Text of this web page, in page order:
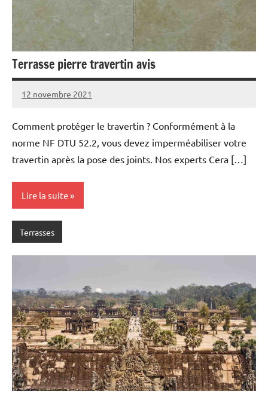
Terrasse pierre travertin avis
12 novembre 2021
Comment protéger le travertin ? Conformément à la
norme NF DTU 52.2, vous devez imperméabiliser votre
travertin après la pose des joints. Nos experts Cera […]
Lire la suite
Terrasses